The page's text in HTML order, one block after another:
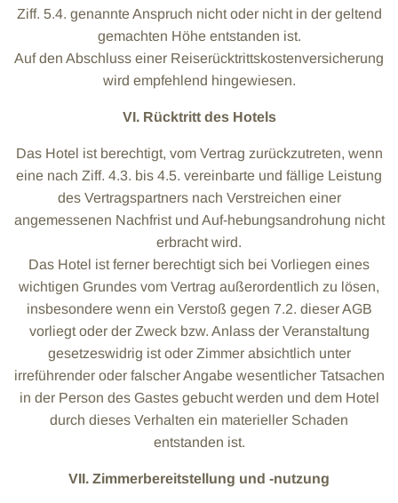
Ziff. 5.4. genannte Anspruch nicht oder nicht in der geltend
gemachten Höhe entstanden ist.
Auf den Abschluss einer Reiserücktrittskostenversicherung
wird empfehlend hingewiesen.
VI. Rücktritt des Hotels
Das Hotel ist berechtigt, vom Vertrag zurückzutreten, wenn
eine nach Ziff. 4.3. bis 4.5. vereinbarte und fällige Leistung
des Vertragspartners nach Verstreichen einer
angemessenen Nachfrist und Auf-hebungsandrohung nicht
erbracht wird.
Das Hotel ist ferner berechtigt sich bei Vorliegen eines
wichtigen Grundes vom Vertrag außerordentlich zu lösen,
insbesondere wenn ein Verstoß gegen 7.2. dieser AGB
vorliegt oder der Zweck bzw. Anlass der Veranstaltung
gesetzeswidrig ist oder Zimmer absichtlich unter
irreführender oder falscher Angabe wesentlicher Tatsachen
in der Person des Gastes gebucht werden und dem Hotel
durch dieses Verhalten ein materieller Schaden
entstanden ist.
VII. Zimmerbereitstellung und -nutzung